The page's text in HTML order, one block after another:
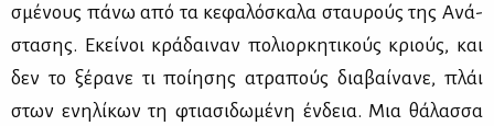
σμέ­νους πά­νω από τα κε­φα­λό­σκα­λα σταυ­ρούς της Ανά­
στα­σης. Εκεί­νοι κρά­δαι­ναν πο­λιορ­κη­τι­κούς κριούς, και
δεν το ξέ­ρα­νε τι ποί­η­σης ατρα­πούς δια­βαί­να­νε, πλάι
στων ενη­λί­κων τη φτια­σι­δω­μέ­νη έν­δεια. Μια θά­λασ­σα